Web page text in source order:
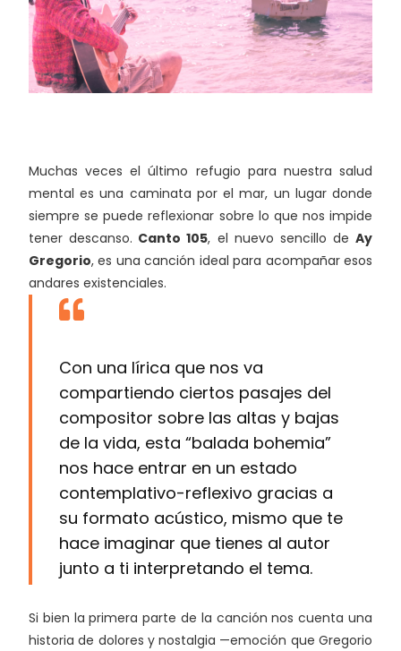
Muchas veces el último refugio para nuestra salud
mental es una caminata por el mar, un lugar donde
siempre se puede reflexionar sobre lo que nos impide
tener descanso. Canto 105, el nuevo sencillo de Ay
Gregorio, es una canción ideal para acompañar esos
andares existenciales.
Con una lírica que nos va
compartiendo ciertos pasajes del
compositor sobre las altas y bajas
de la vida, esta “balada bohemia”
nos hace entrar en un estado
contemplativo-reflexivo gracias a
su formato acústico, mismo que te
hace imaginar que tienes al autor
junto a ti interpretando el tema.
Si bien la primera parte de la canción nos cuenta una
historia de dolores y nostalgia —emoción que Gregorio